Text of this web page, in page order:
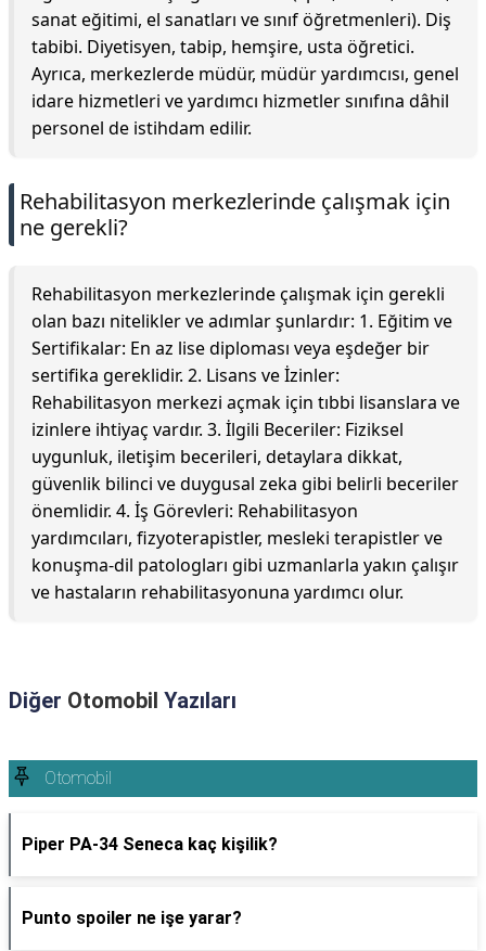
sanat eğitimi, el sanatları ve sınıf öğretmenleri). Diş
tabibi. Diyetisyen, tabip, hemşire, usta öğretici.
Ayrıca, merkezlerde müdür, müdür yardımcısı, genel
idare hizmetleri ve yardımcı hizmetler sınıfına dâhil
personel de istihdam edilir.
Rehabilitasyon merkezlerinde çalışmak için
ne gerekli?
Rehabilitasyon merkezlerinde çalışmak için gerekli
olan bazı nitelikler ve adımlar şunlardır: 1. Eğitim ve
Sertifikalar: En az lise diploması veya eşdeğer bir
sertifika gereklidir. 2. Lisans ve İzinler:
Rehabilitasyon merkezi açmak için tıbbi lisanslara ve
izinlere ihtiyaç vardır. 3. İlgili Beceriler: Fiziksel
uygunluk, iletişim becerileri, detaylara dikkat,
güvenlik bilinci ve duygusal zeka gibi belirli beceriler
önemlidir. 4. İş Görevleri: Rehabilitasyon
yardımcıları, fizyoterapistler, mesleki terapistler ve
konuşma-dil patologları gibi uzmanlarla yakın çalışır
ve hastaların rehabilitasyonuna yardımcı olur.
Diğer Otomobil Yazıları
Otomobil
Piper PA-34 Seneca kaç kişilik?
Punto spoiler ne işe yarar?